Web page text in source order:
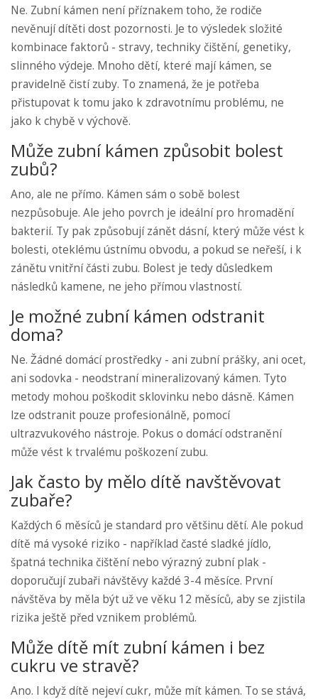
Ne. Zubní kámen není příznakem toho, že rodiče
nevěnují dítěti dost pozornosti. Je to výsledek složité
kombinace faktorů - stravy, techniky čištění, genetiky,
slinného výdeje. Mnoho dětí, které mají kámen, se
pravidelně čistí zuby. To znamená, že je potřeba
přistupovat k tomu jako k zdravotnímu problému, ne
jako k chybě v výchově.
Může zubní kámen způsobit bolest
zubů?
Ano, ale ne přímo. Kámen sám o sobě bolest
nezpůsobuje. Ale jeho povrch je ideální pro hromadění
bakterií. Ty pak způsobují zánět dásní, který může vést k
bolesti, oteklému ústnímu obvodu, a pokud se neřeší, i k
zánětu vnitřní části zubu. Bolest je tedy důsledkem
následků kamene, ne jeho přímou vlastností.
Je možné zubní kámen odstranit
doma?
Ne. Žádné domácí prostředky - ani zubní prášky, ani ocet,
ani sodovka - neodstraní mineralizovaný kámen. Tyto
metody mohou poškodit sklovinku nebo dásně. Kámen
lze odstranit pouze profesionálně, pomocí
ultrazvukového nástroje. Pokus o domácí odstranění
může vést k trvalému poškození zubu.
Jak často by mělo dítě navštěvovat
zubaře?
Každých 6 měsíců je standard pro většinu dětí. Ale pokud
dítě má vysoké riziko - například časté sladké jídlo,
špatná technika čištění nebo výrazný zubní plak -
doporučují zubaři návštěvy každé 3-4 měsíce. První
návštěva by měla být už ve věku 12 měsíců, aby se zjistila
rizika ještě před vznikem problémů.
Může dítě mít zubní kámen i bez
cukru ve stravě?
Ano. I když dítě nejeví cukr, může mít kámen. To se stává,